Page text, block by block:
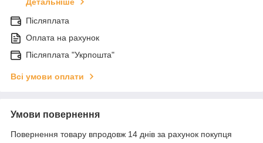
Детальніше
Післяплата
Оплата на рахунок
Післяплата "Укрпошта"
Всі умови оплати
Умови повернення
Повернення товару впродовж 14 днів за рахунок покупця